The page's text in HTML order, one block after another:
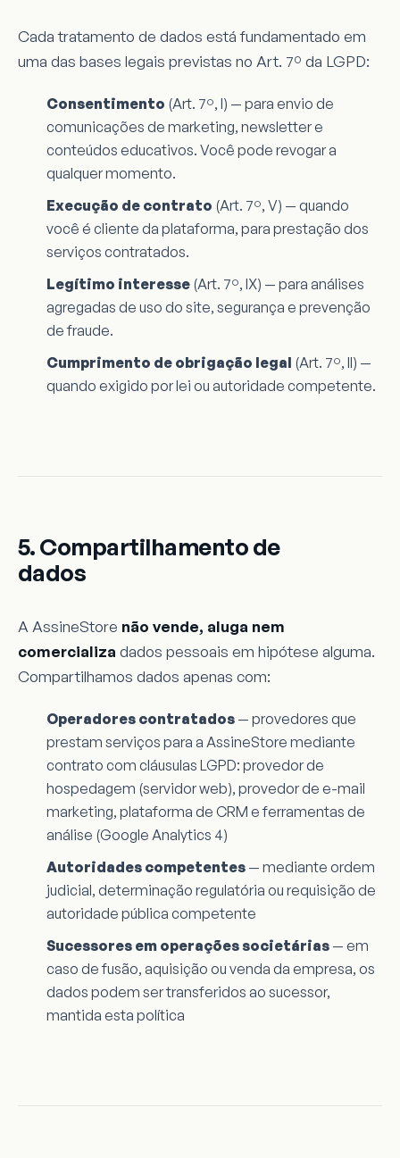
Cada tratamento de dados está fundamentado em
uma das bases legais previstas no Art. 7º da LGPD:
Consentimento (Art. 7º, I) — para envio de
comunicações de marketing, newsletter e
conteúdos educativos. Você pode revogar a
qualquer momento.
Execução de contrato (Art. 7º, V) — quando
você é cliente da plataforma, para prestação dos
serviços contratados.
Legítimo interesse (Art. 7º, IX) — para análises
agregadas de uso do site, segurança e prevenção
de fraude.
Cumprimento de obrigação legal (Art. 7º, II) —
quando exigido por lei ou autoridade competente.
5. Compartilhamento de
dados
A AssineStore não vende, aluga nem
comercializa dados pessoais em hipótese alguma.
Compartilhamos dados apenas com:
Operadores contratados — provedores que
prestam serviços para a AssineStore mediante
contrato com cláusulas LGPD: provedor de
hospedagem (servidor web), provedor de e-mail
marketing, plataforma de CRM e ferramentas de
análise (Google Analytics 4)
Autoridades competentes — mediante ordem
judicial, determinação regulatória ou requisição de
autoridade pública competente
Sucessores em operações societárias — em
caso de fusão, aquisição ou venda da empresa, os
dados podem ser transferidos ao sucessor,
mantida esta política